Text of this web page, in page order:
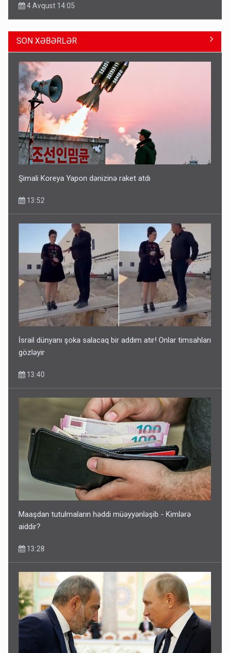
4 Avqust 14:05
Bu ölkələrə şəxsiyyət vəsiqəsi ilə gedə biləcəksiniz -
SİYAHI
Ərdoğana sui-qəsd planının iştirakçısı detalları açıqladı
5 Avqust 16:56
Rusiya Azərbaycan vətədaşlarını deport etdi
5 Avqust 11:53
SON XƏBƏRLƏR
Şimali Koreya Yapon dənizinə raket atdı
13:52
İsrail dünyanı şoka salacaq bir addım atır! Onlar timsahları
gözləyir
13:40
Maaşdan tutulmaların həddi müəyyənləşib - Kimlərə
aiddir?
13:28